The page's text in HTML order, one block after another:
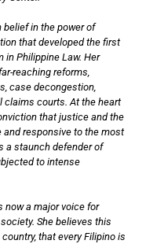
belief in the power of
that developed the first
Philippine Law. Her
reaching reforms,
case decongestion,
claims courts. At the heart
that justice and the
and responsive to the most
a staunch defender of
to intense
now a major voice for
She believes this
that every Filipino is